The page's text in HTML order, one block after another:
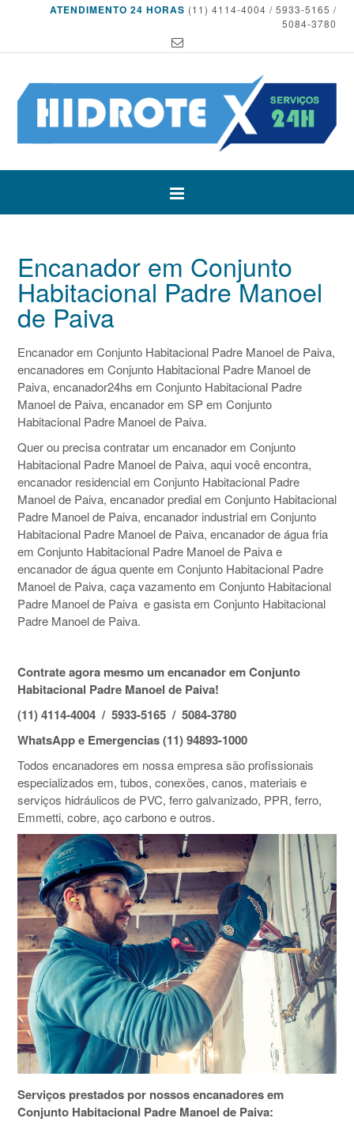
ATENDIMENTO 24 HORAS (11) 4114-4004 / 5933-5165 /
5084-3780
Encanador em Conjunto
Habitacional Padre Manoel
de Paiva
Encanador em Conjunto Habitacional Padre Manoel de Paiva,
encanadores em Conjunto Habitacional Padre Manoel de
Paiva, encanador24hs em Conjunto Habitacional Padre
Manoel de Paiva, encanador em SP em Conjunto
Habitacional Padre Manoel de Paiva.
Quer ou precisa contratar um encanador em Conjunto
Habitacional Padre Manoel de Paiva, aqui você encontra,
encanador residencial em Conjunto Habitacional Padre
Manoel de Paiva, encanador predial em Conjunto Habitacional
Padre Manoel de Paiva, encanador industrial em Conjunto
Habitacional Padre Manoel de Paiva, encanador de água fria
em Conjunto Habitacional Padre Manoel de Paiva e
encanador de água quente em Conjunto Habitacional Padre
Manoel de Paiva, caça vazamento em Conjunto Habitacional
Padre Manoel de Paiva e gasista em Conjunto Habitacional
Padre Manoel de Paiva.
Contrate agora mesmo um encanador em Conjunto
Habitacional Padre Manoel de Paiva!
(11) 4114-4004 / 5933-5165 / 5084-3780
WhatsApp e Emergencias (11) 94893-1000
Todos encanadores em nossa empresa são profissionais
especializados em, tubos, conexões, canos, materiais e
serviços hidráulicos de PVC, ferro galvanizado, PPR, ferro,
Emmetti, cobre, aço carbono e outros.
Serviços prestados por nossos encanadores em
Conjunto Habitacional Padre Manoel de Paiva: